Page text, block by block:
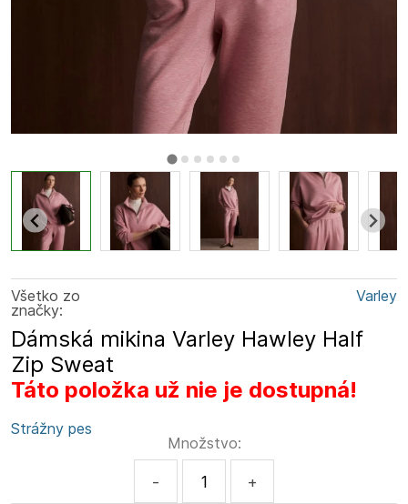
Všetko zo
značky:
Varley
Dámská mikina Varley Hawley Half
Zip Sweat
Táto položka už nie je dostupná!
Strážny pes
Množstvo:
- +